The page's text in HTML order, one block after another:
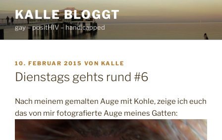
Inhalt
springen
KALLE BLOGGT
gay – positHIV – handicapped
VERÖFFENTLICHT
AM
10. FEBRUAR 2015 VON KALLE
Dienstags gehts rund #6
Nach meinem gemalten Auge mit Kohle, zeige ich euch
das von mir fotografierte Auge meines Gatten: